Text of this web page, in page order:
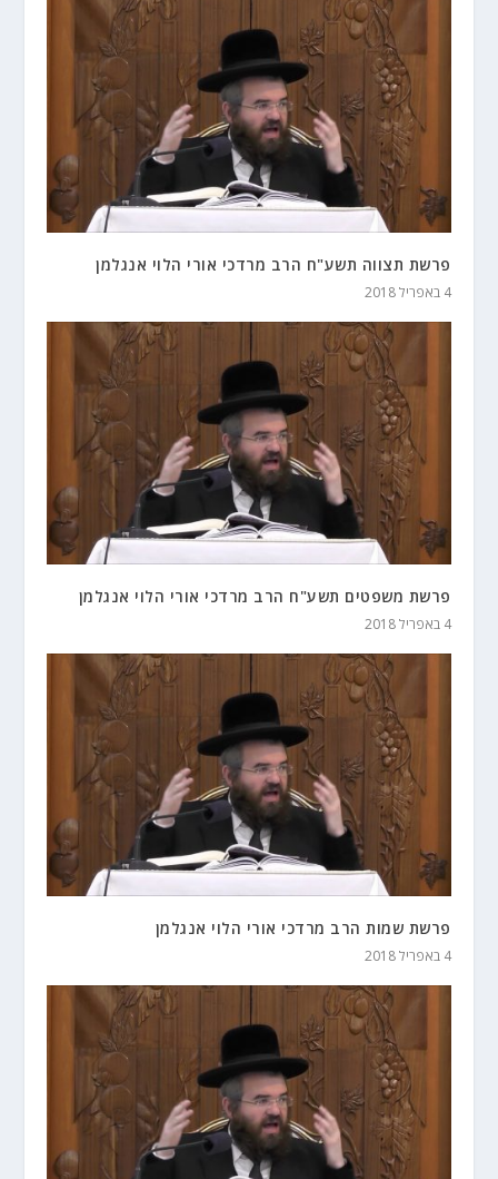
פרשת תצווה תשע"ח הרב מרדכי אורי הלוי אנגלמן
4 באפריל 2018
פרשת משפטים תשע"ח הרב מרדכי אורי הלוי אנגלמן
4 באפריל 2018
פרשת שמות הרב מרדכי אורי הלוי אנגלמן
4 באפריל 2018